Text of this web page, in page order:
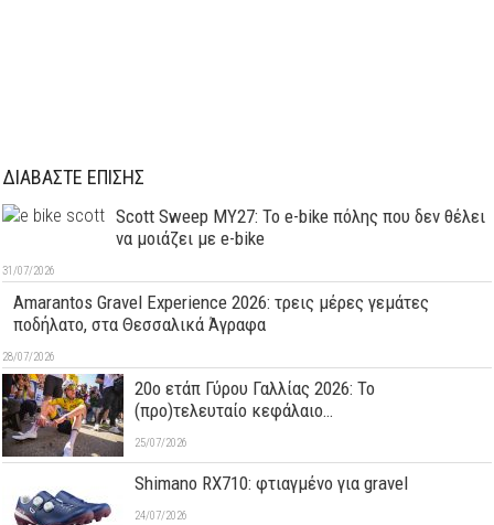
ΔΙΑΒΑΣΤΕ ΕΠΙΣΗΣ
Scott Sweep MY27: Το e-bike πόλης που δεν θέλει
να μοιάζει με e-bike
31/07/2026
Amarantos Gravel Experience 2026: τρεις μέρες γεμάτες
ποδήλατο, στα Θεσσαλικά Άγραφα
28/07/2026
20ο ετάπ Γύρου Γαλλίας 2026: Το
(προ)τελευταίο κεφάλαιο…
25/07/2026
Shimano RX710: φτιαγμένο για gravel
24/07/2026